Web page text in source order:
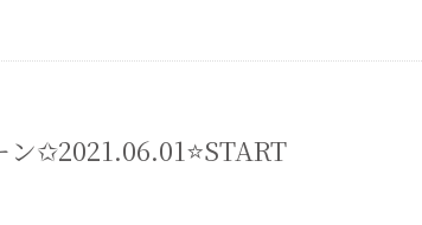
✩2021.06.01⭐START